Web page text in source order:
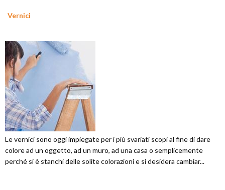
Vernici
Le vernici sono oggi impiegate per i più svariati scopi al fine di dare
colore ad un oggetto, ad un muro, ad una casa o semplicemente
perché si è stanchi delle solite colorazioni e si desidera cambiar...